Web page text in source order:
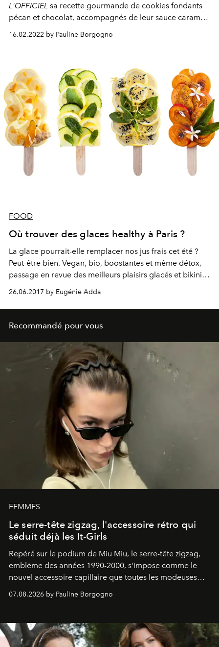
L'OFFICIEL sa recette gourmande de cookies fondants
pécan et chocolat, accompagnés de leur sauce caramel
16.02.2022 by Pauline Borgogno
FOOD
Où trouver des glaces healthy à Paris ?
La glace pourrait-elle remplacer nos jus frais cet été ?
Peut-être bien. Vegan, bio, boostantes et même détox,
passage en revue des meilleurs plaisirs glacés et bikini-
26.06.2017 by Eugénie Adda
Recommandé pour vous
FEMMES
Le serre-tête zigzag, l'accessoire rétro qui
séduit déjà les It-Girls
Repéré sur le podium de Miu Miu, le serre-tête zigzag,
emblème des années 1990-2000, s'impose comme le
nouvel accessoire capillaire que toutes les modeuses
07.08.2026 by Pauline Borgogno